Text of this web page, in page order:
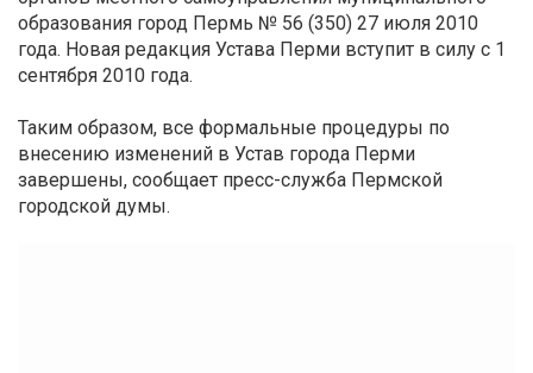
образования город Пермь № 56 (350) 27 июля 2010
года. Новая редакция Устава Перми вступит в силу с 1
сентября 2010 года.
Таким образом, все формальные процедуры по
внесению изменений в Устав города Перми
завершены, сообщает пресс-служба Пермской
городской думы.